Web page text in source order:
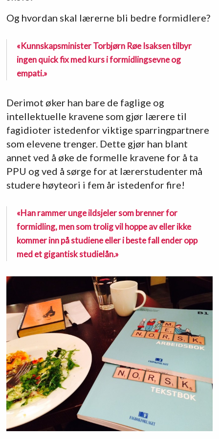
Og hvordan skal lærerne bli bedre formidlere?
«Kunnskapsminister Torbjørn Røe Isaksen tilbyr
ingen quick fix med kurs i formidlingsevne og
empati.»
Derimot øker han bare de faglige og
intellektuelle kravene som gjør lærere til
fagidioter istedenfor viktige sparringpartnere
som elevene trenger. Dette gjør han blant
annet ved å øke de formelle kravene for å ta
PPU og ved å sørge for at lærerstudenter må
studere høyteori i fem år istedenfor fire!
«Han rammer unge ildsjeler som brenner for
formidling, men som trolig vil hoppe av eller ikke
kommer inn på studiene eller i beste fall ender opp
med et gigantisk studielån.»